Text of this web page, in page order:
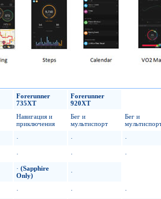
Forerunner
735XT
Forerunner
920XT
Навигация и
приключения
Бег и
мультиспорт
Бег и
· · ·
· · ·
· (Sapphire
Only)
·
· · ·